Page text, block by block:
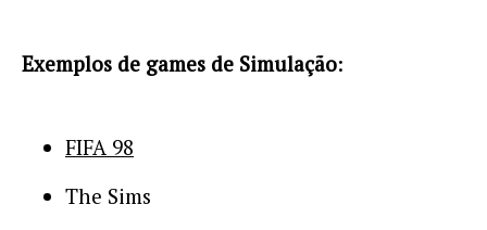
Exemplos de games de Simulação:
FIFA 98
The Sims